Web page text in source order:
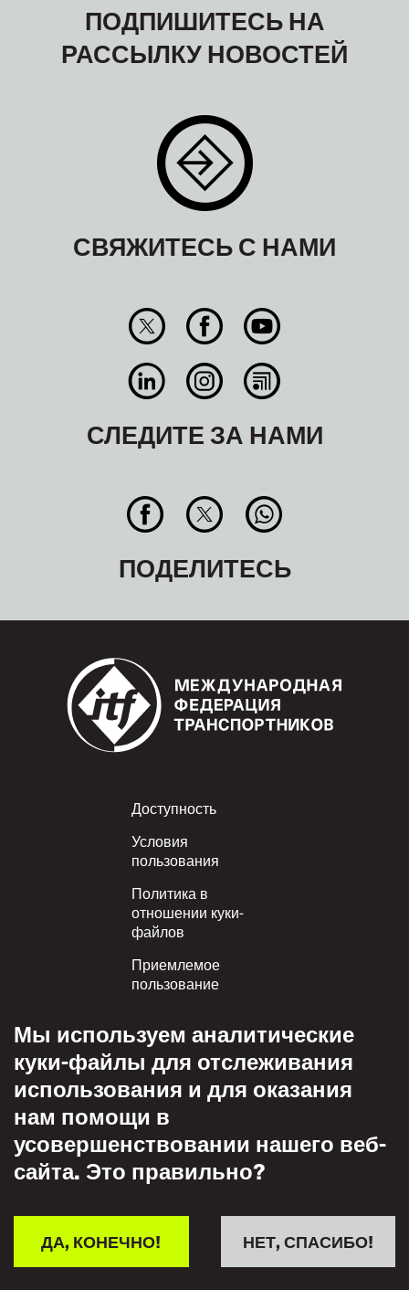
ПОДПИШИТЕСЬ НА
РАССЫЛКУ НОВОСТЕЙ
СВЯЖИТЕСЬ С НАМИ
СЛЕДИТЕ ЗА НАМИ
ПОДЕЛИТЕСЬ
Footer
Доступность
Условия
пользования
Политика в
отношении куки-
файлов
Приемлемое
пользование
конфиденциальности
Политика взаимного
уважения
Мы используем аналитические
куки-файлы для отслеживания
использования и для оказания
нам помощи в
усовершенствовании нашего веб-
сайта. Это правильно?
НЕТ, СПАСИБО!
ДА, КОНЕЧНО!